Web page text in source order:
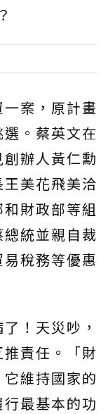
案，原計畫
。蔡英文在
辦人黃仁勳
美花飛美洽
財政部等組
統並親自裁
稅務等優惠
！天災吵，
責任。「財
維持國家的
最基本的功